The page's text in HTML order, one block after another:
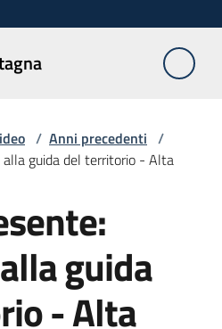
/ Anni precedenti /
guida del territorio - Alta
guida
- Alta